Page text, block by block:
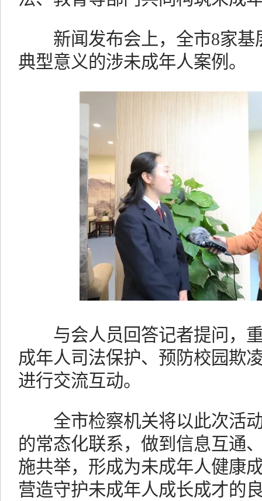
新闻发布会上，全市8家基
典型意义的涉未成年人案例。
与会人员回答记者提问，重
成年人司法保护、预防校园欺
进行交流互动。
全市检察机关将以此次活动
的常态化联系，做到信息互通
施共举，形成为未成年人健康
营造守护未成年人成长成才的